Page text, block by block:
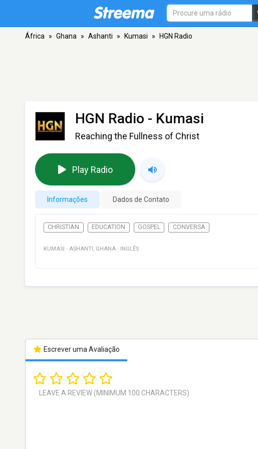
África » Ghana » Ashanti » Kumasi » HGN Radio
HGN Radio - Kumasi
Reaching the Fullness of Christ
Play Radio
Informações Dados de Contato
CHRISTIAN EDUCATION GOSPEL CONVERSA
KUMASI · ASHANTI , GHANA · INGLÊS
Escrever uma Avaliação